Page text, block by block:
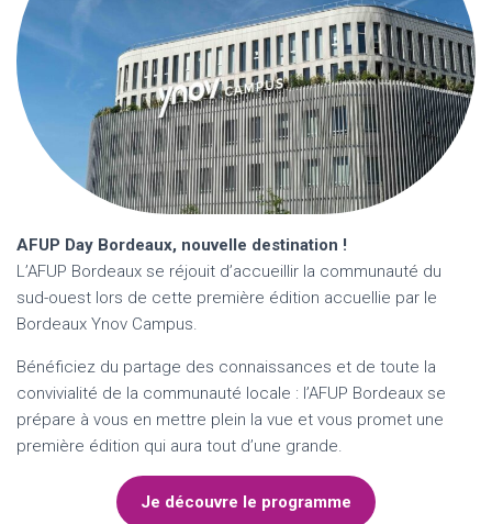
AFUP Day Bordeaux, nouvelle destination !
L’AFUP Bordeaux se réjouit d’accueillir la communauté du
sud-ouest lors de cette première édition accuellie par le
Bordeaux Ynov Campus.
Bénéficiez du partage des connaissances et de toute la
convivialité de la communauté locale : l’AFUP Bordeaux se
prépare à vous en mettre plein la vue et vous promet une
première édition qui aura tout d’une grande.
Je découvre le programme